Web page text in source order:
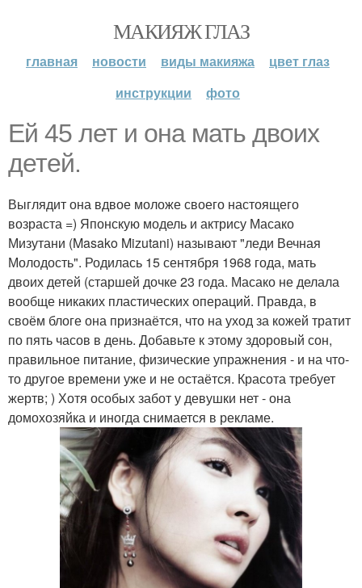
МАКИЯЖ ГЛАЗ
главная новости виды макияжа
цвет глаз
инструкции
фото
Ей 45 лет и она мать двоих
детей.
Выглядит она вдвое моложе своего настоящего
возраста =) Японскую модель и актрису Масако
Мизутани (Masako Mizutani) называют "леди Вечная
Молодость". Родилась 15 сентября 1968 года, мать
двоих детей (старшей дочке 23 года. Масако не делала
вообще никаких пластических операций. Правда, в
своём блоге она признаётся, что на уход за кожей тратит
по пять часов в день. Добавьте к этому здоровый сон,
правильное питание, физические упражнения - и на что-
то другое времени уже и не остаётся. Красота требует
жертв; ) Хотя особых забот у девушки нет - она
домохозяйка и иногда снимается в рекламе.